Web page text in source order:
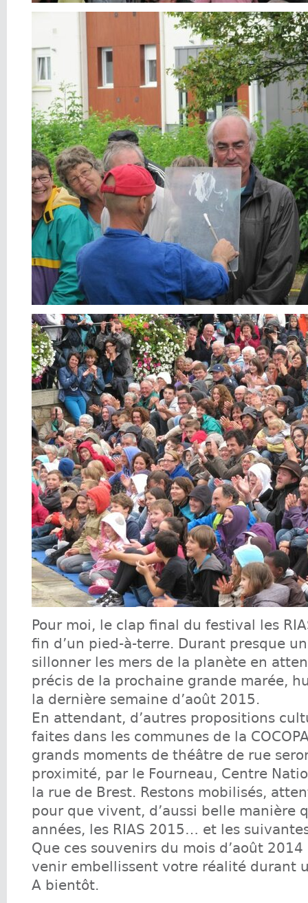
Pour moi, le clap final du festival les
fin d’un pied-à-terre. Durant presque
sillonner les mers de la planète en
précis de la prochaine grande marée,
la dernière semaine d’août 2015.
En attendant, d’autres propositions
faites dans les communes de la
grands moments de théâtre de rue
proximité, par le Fourneau, Centre
la rue de Brest. Restons mobilisés,
pour que vivent, d’aussi belle manière
années, les RIAS 2015… et les
Que ces souvenirs du mois d’août
venir embellissent votre réalité durant
A bientôt.